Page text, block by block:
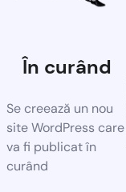
În curând
Se creează un nou
site WordPress care
va fi publicat în
curând